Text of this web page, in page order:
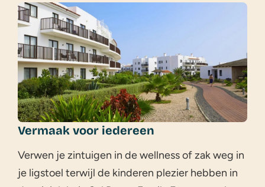
Vermaak voor iedereen
Verwen je zintuigen in de wellness of zak weg in
je ligstoel terwijl de kinderen plezier hebben in